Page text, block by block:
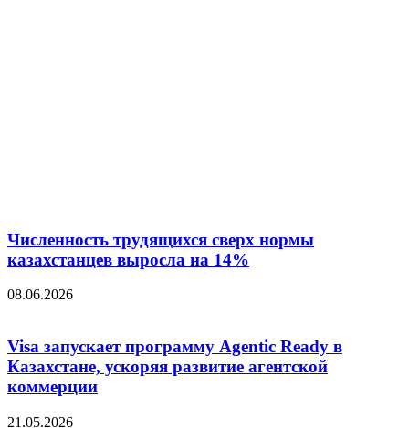
Численность трудящихся сверх нормы
казахстанцев выросла на 14%
08.06.2026
Visa запускает программу Agentic Ready в
Казахстане, ускоряя развитие агентской
коммерции
21.05.2026